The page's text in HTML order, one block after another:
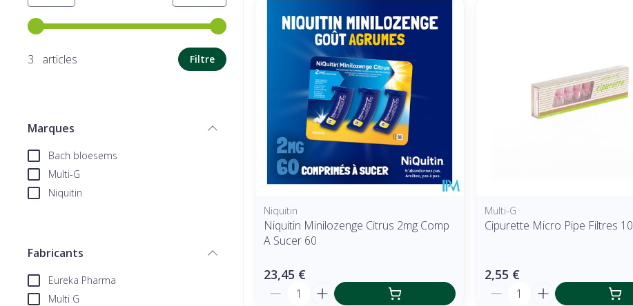
Utilisez les touches fléchées gauche et droite pour ajuster les valeurs minimales et maximales du prix.
3 articles
Filtre
Marques
Bach bloesems
Multi-G
Niquitin
Fabricants
Eureka Pharma
Multi G
Niquitin
Niquitin Minilozenge Citrus 2mg Comp
A Sucer 60
23,45 €
Quantité
Multi-G
Cipurette Micro Pipe Filtres 10
2,55 €
Quantité